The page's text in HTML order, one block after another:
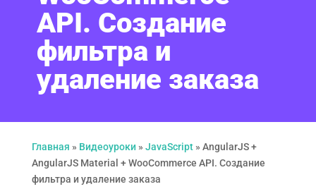
API. Создание
фильтра и
удаление заказа
Главная » Видеоуроки » JavaScript» AngularJS +
AngularJS Material + WooCommerce API. Создание
фильтра и удаление заказа